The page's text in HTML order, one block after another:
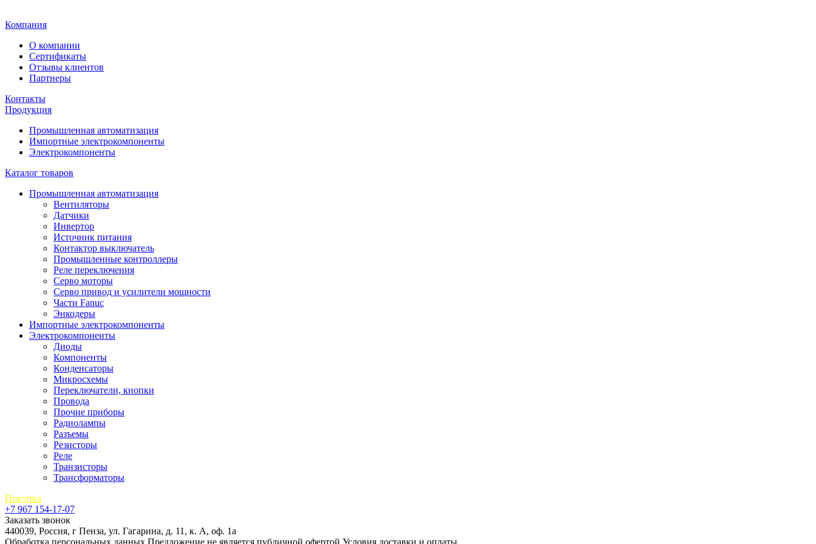
Компания
О компании
Сертификаты
Отзывы клиентов
Партнеры
Контакты
Продукция
Промышленная автоматизация
Импортные электрокомпоненты
Электрокомпоненты
Каталог товаров
Промышленная автоматизация
Вентиляторы
Датчики
Инвертор
Источник питания
Контактор выключатель
Промышленные контроллеры
Реле переключения
Серво моторы
Серво привод и усилители мощности
Части Fanuc
Энкодеры
Импортные электрокомпоненты
Электрокомпоненты
Диоды
Компоненты
Конденсаторы
Микросхемы
Переключатели, кнопки
Провода
Прочие приборы
Радиолампы
Разъемы
Резисторы
Реле
Транзисторы
Трансформаторы
Покупка
+7 967 154-17-07
Заказать звонок
440039, Россия, г Пенза, ул. Гагарина, д. 11, к. А, оф. 1а
Обработка персональных данных Предложение не является публичной офертой Условия доставки и оплаты